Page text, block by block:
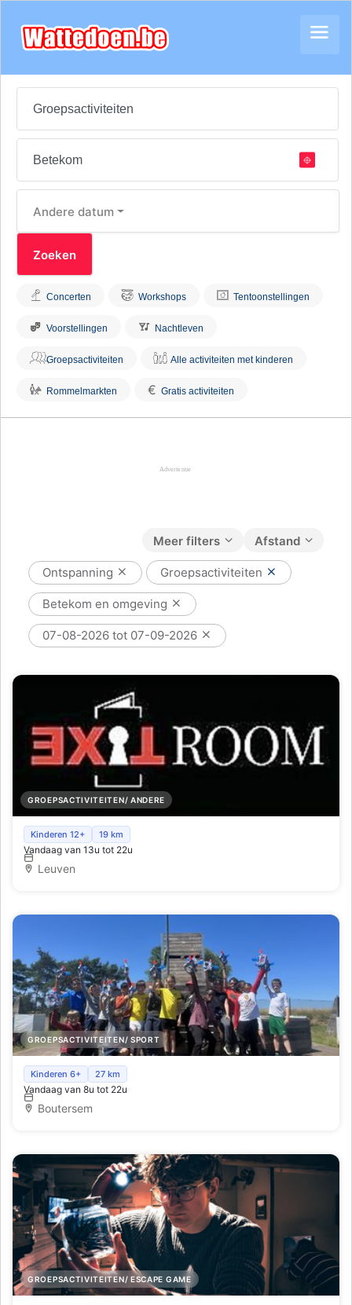
Andere datum
Concerten Workshops Tentoonstellingen
Voorstellingen Nachtleven
Groepsactiviteiten Alle activiteiten met kinderen
Rommelmarkten € Gratis activiteiten
Afstand
Meer filters
Ontspanning Groepsactiviteiten
Betekom en omgeving
07-08-2026 tot 07-09-2026
GROEPSACTIVITEITEN/ ANDERE
ExitRoom
Kinderen 12+ 19 km
Vandaag van 13u tot 22u
Leuven
GROEPSACTIVITEITEN/ SPORT
Paintball, Bijlwerpen, kinder verjaardagsfeesten, Locatie
verhuur verjaardagen
Kinderen 6+ 27 km
Vandaag van 8u tot 22u
Boutersem
GROEPSACTIVITEITEN/ ESCAPE GAME